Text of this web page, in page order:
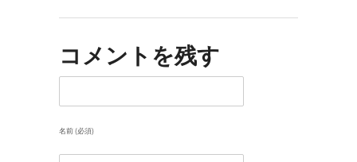
コメントを残す
名前 (必須)